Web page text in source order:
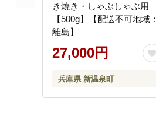
き焼き・しゃぶしゃぶ用
【500g】【配送不可地域：
離島】
27,000円
兵庫県 新温泉町